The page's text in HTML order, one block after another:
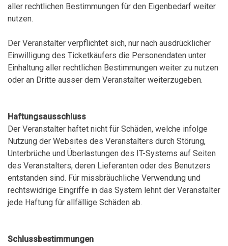
aller rechtlichen Bestimmungen für den Eigenbedarf weiter
nutzen.
Der Veranstalter verpflichtet sich, nur nach ausdrücklicher
Einwilligung des Ticketkäufers die Personendaten unter
Einhaltung aller rechtlichen Bestimmungen weiter zu nutzen
oder an Dritte ausser dem Veranstalter weiterzugeben.
Haftungsausschluss
Der Veranstalter haftet nicht für Schäden, welche infolge
Nutzung der Websites des Veranstalters durch Störung,
Unterbrüche und Überlastungen des IT-Systems auf Seiten
des Veranstalters, deren Lieferanten oder des Benutzers
entstanden sind. Für missbräuchliche Verwendung und
rechtswidrige Eingriffe in das System lehnt der Veranstalter
jede Haftung für allfällige Schäden ab.
Schlussbestimmungen